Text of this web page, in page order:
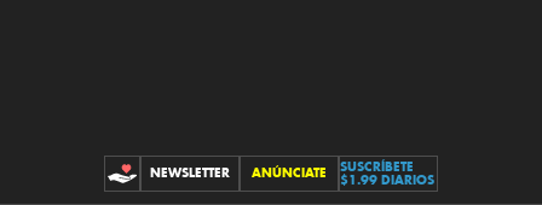
CONTRIBUCIONES
NEWSLETTER ANÚNCIATE
SUSCRÍBETE
$1.99 DIARIOS